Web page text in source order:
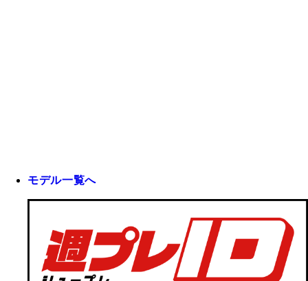
モデル一覧へ